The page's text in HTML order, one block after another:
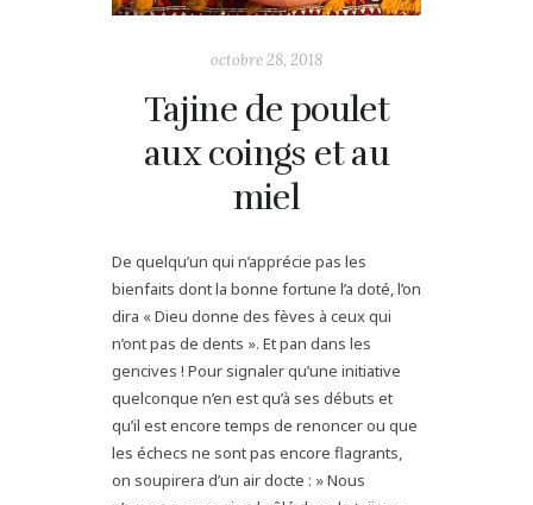
octobre 28, 2018
Tajine de poulet
aux coings et au
miel
De quelqu’un qui n’apprécie pas les
bienfaits dont la bonne fortune l’a doté, l’on
dira « Dieu donne des fèves à ceux qui
n’ont pas de dents ». Et pan dans les
gencives ! Pour signaler qu’une initiative
quelconque n’en est qu’à ses débuts et
qu’il est encore temps de renoncer ou que
les échecs ne sont pas encore flagrants,
on soupirera d’un air docte : » Nous